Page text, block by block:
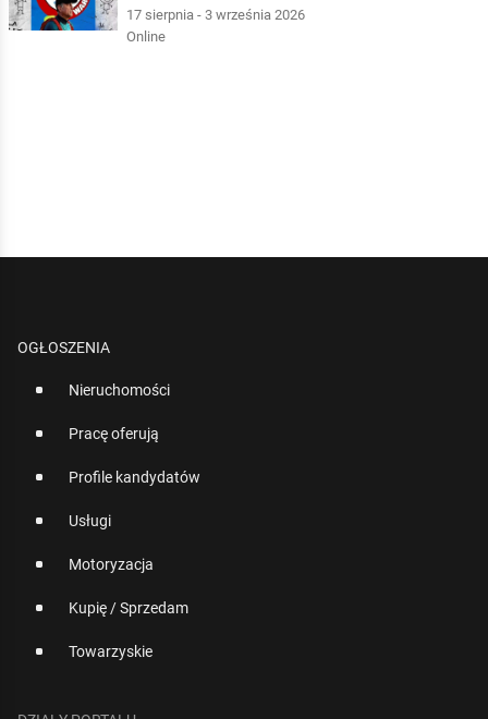
17 sierpnia - 3 września 2026
Online
OGŁOSZENIA
Nieruchomości
Pracę oferują
Profile kandydatów
Usługi
Motoryzacja
Kupię / Sprzedam
Towarzyskie